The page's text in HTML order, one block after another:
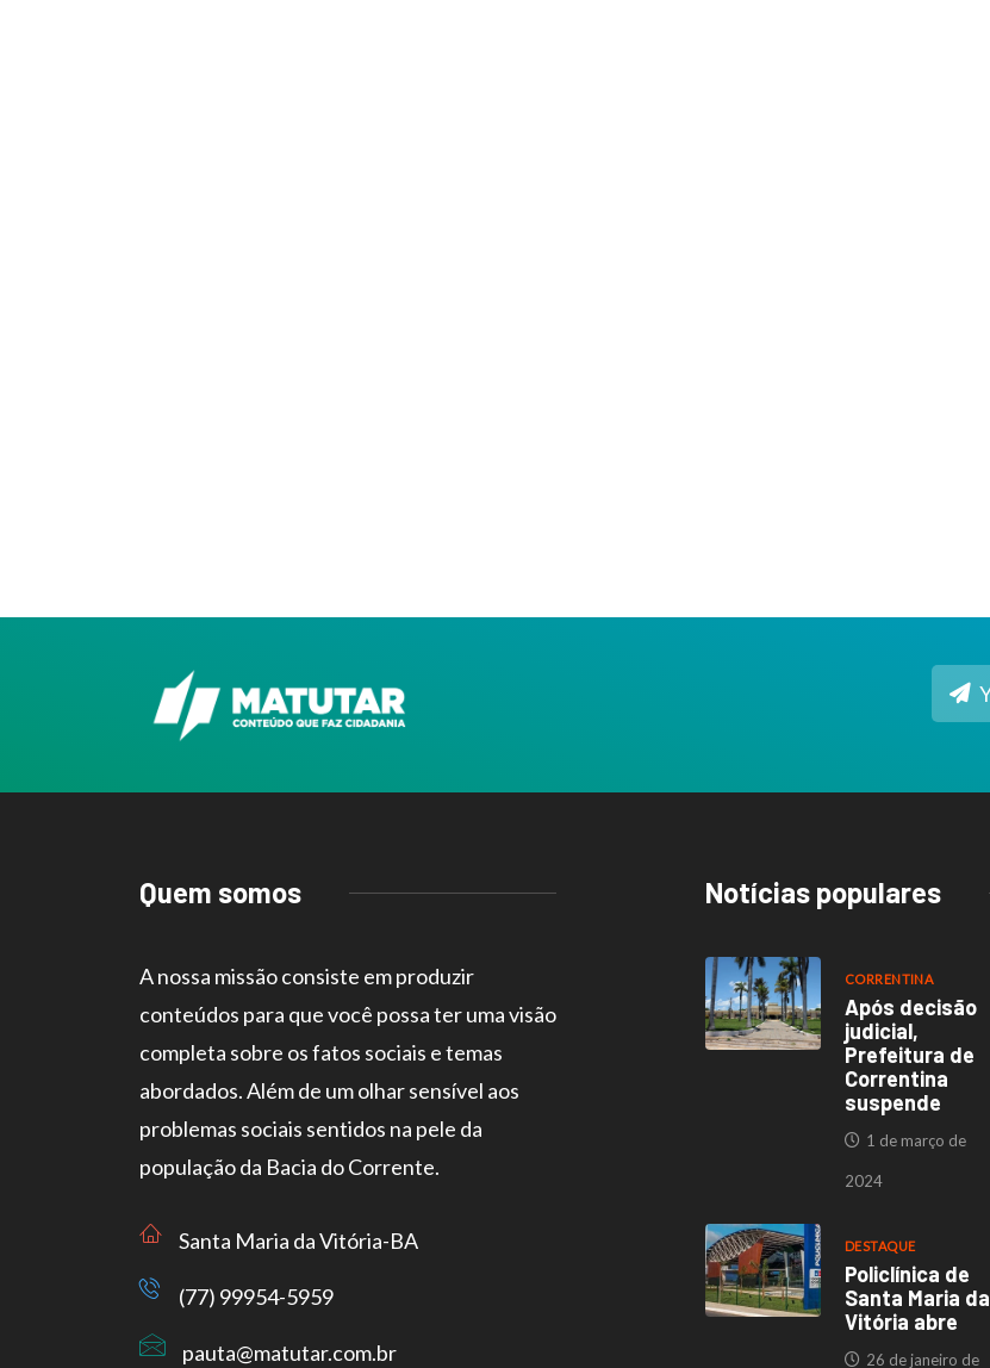
Quem somos
A nossa missão consiste em produzir
conteúdos para que você possa ter uma visão
completa sobre os fatos sociais e temas
abordados. Além de um olhar sensível aos
problemas sociais sentidos na pele da
população da Bacia do Corrente.
Santa Maria da Vitória-BA
(77) 99954-5959
pauta@matutar.com.br
Notícias populares
CORRENTINA
Após decisão
judicial,
Prefeitura de
Correntina
suspende
1 de março de
2024
DESTAQUE
Policlínica de
Santa Maria da
Vitória abre
26 de janeiro de